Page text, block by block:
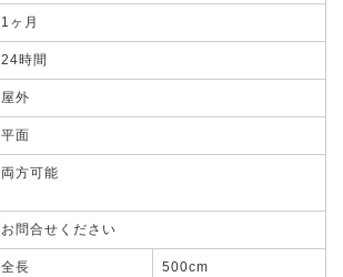
1ヶ月
24時間
屋外
平面
両方可能
お問合せください
全長 500cm